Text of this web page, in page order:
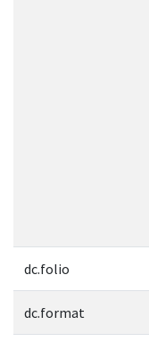
dc.folio
dc.format